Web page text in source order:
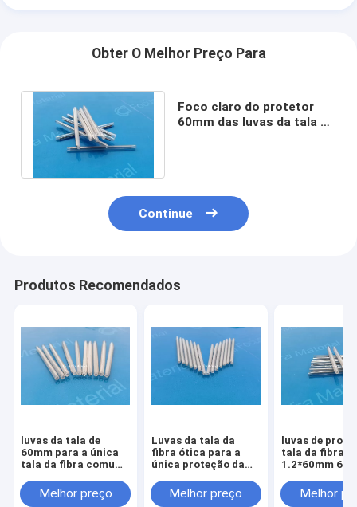
Obter O Melhor Preço Para
Foco claro do protetor
60mm das luvas da tala da
Continue
Produtos Recomendados
luvas da tala de
60mm para a única
tala da fibra comum
terminação da fibra
da montagem da
Melhor preço
Luvas da tala da
fibra ótica para a
única proteção da
Melhor preço
luvas de
tala da fibra
1.2*60mm
inoxidável
Melhor